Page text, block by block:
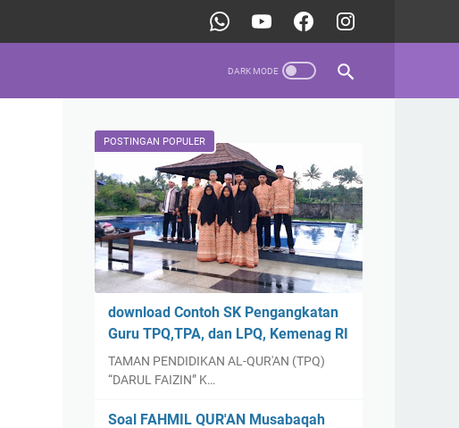
POSTINGAN POPULER
download Contoh SK Pengangkatan
Guru TPQ,TPA, dan LPQ, Kemenag RI
TAMAN PENDIDIKAN AL-QUR'AN (TPQ)
“DARUL FAIZIN” K…
Soal FAHMIL QUR'AN Musabaqah